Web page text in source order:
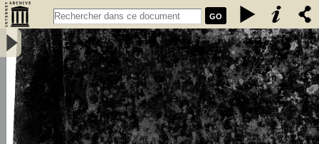
GO
L\'émigration bretonne en Armorique du Ve au VIIe siècle de notre
ère : thèse pour le doctorat - Loth, Joseph (1847-1934)